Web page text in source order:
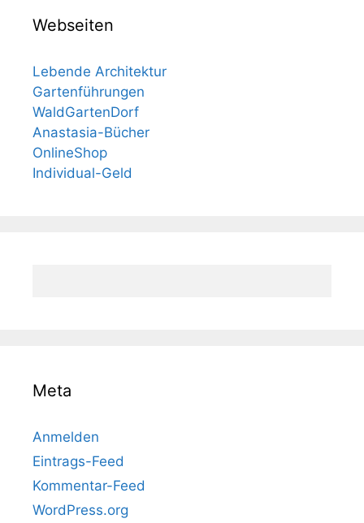
Webseiten
Lebende Architektur
Gartenführungen
WaldGartenDorf
Anastasia-Bücher
OnlineShop
Individual-Geld
Meta
Anmelden
Eintrags-Feed
Kommentar-Feed
WordPress.org